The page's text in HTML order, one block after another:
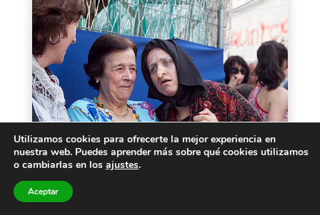
Utilizamos cookies para ofrecerte la mejor experiencia en
nuestra web. Puedes aprender más sobre qué cookies utilizamos
o cambiarlas en los ajustes.
Aceptar